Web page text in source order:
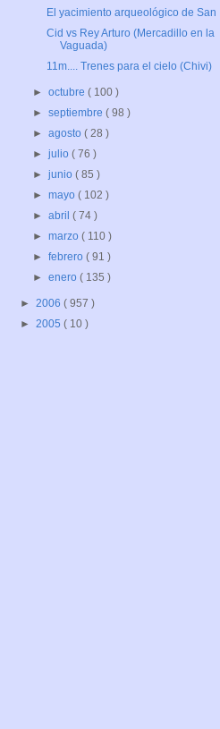
El yacimiento arqueológico de San
Cid vs Rey Arturo (Mercadillo en la
Vaguada)
11m.... Trenes para el cielo (Chivi)
►octubre( 100 )
►septiembre( 98 )
►agosto( 28 )
►julio( 76 )
►junio( 85 )
►mayo( 102 )
►abril( 74 )
►marzo( 110 )
►febrero( 91 )
►enero( 135 )
► 2006 ( 957 )
► 2005 ( 10 )